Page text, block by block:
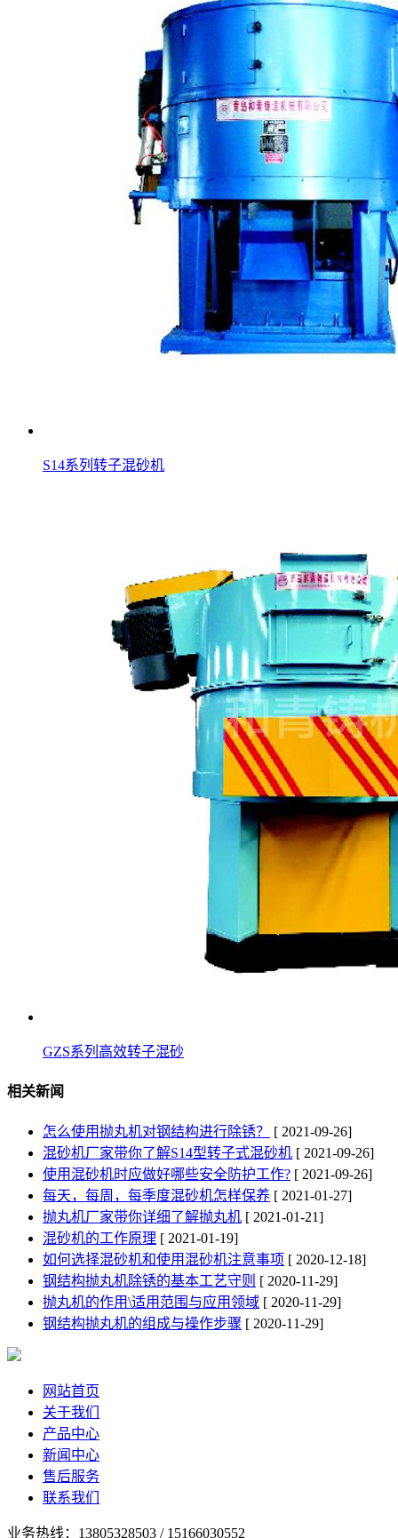
S14系列转子混砂机
GZS系列高效转子混砂
相关新闻
怎么使用抛丸机对钢结构进行除锈？
[ 2021-09-26]
混砂机厂家带你了解S14型转子式混砂机 [ 2021-09-26]
使用混砂机时应做好哪些安全防护工作? [ 2021-09-26]
每天，每周，每季度混砂机怎样保养 [ 2021-01-27]
抛丸机厂家带你详细了解抛丸机 [ 2021-01-21]
混砂机的工作原理 [ 2021-01-19]
如何选择混砂机和使用混砂机注意事项 [ 2020-12-18]
钢结构抛丸机除锈的基本工艺守则 [ 2020-11-29]
抛丸机的作用\适用范围与应用领域 [ 2020-11-29]
钢结构抛丸机的组成​与操作步骤 [ 2020-11-29]
网站首页
关于我们
产品中心
新闻中心
售后服务
联系我们
业务热线：13805328503 / 15166030552